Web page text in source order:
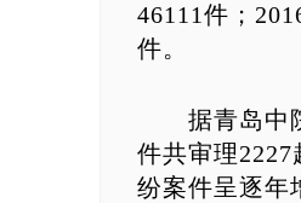
46111件；
件。
据青岛中院
件共审理
纷案件呈逐年